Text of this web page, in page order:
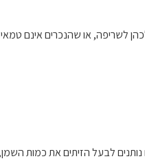
לשריפה, או שהנכרים אינם
לבעל הזיתים את כמות השמן,